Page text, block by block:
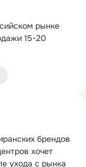
рынке
15-20
брендов
хочет
ухода с рынка